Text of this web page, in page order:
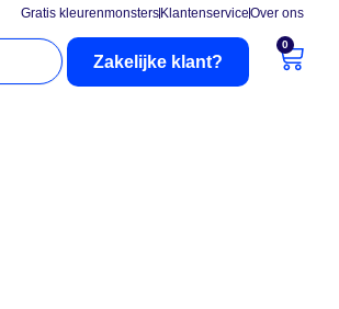
Gratis kleurenmonsters KlantenserviceOver ons
Zakelijke klant?
0